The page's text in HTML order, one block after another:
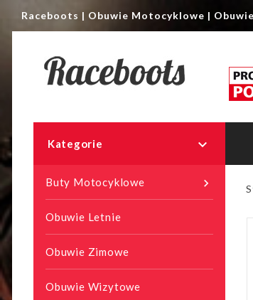
Raceboots | Obuwie Motocyklowe |
Kategorie 

Buty Motocyklowe
Obuwie Letnie
Obuwie Zimowe
Obuwie Wizytowe